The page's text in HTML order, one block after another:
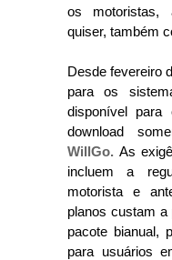
os motoristas,
quiser, também
Desde fevereiro
para os
disponível para
download
WillGo. As
incluem a
motorista e
planos custam a
pacote bianual,
para usuários